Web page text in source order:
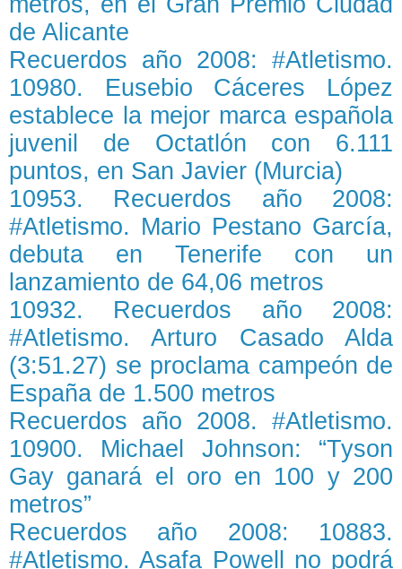
de Alicante
Recuerdos año 2008: #Atletismo.
10980. Eusebio Cáceres López
establece la mejor marca española
juvenil de Octatlón con 6.111
puntos, en San Javier (Murcia)
10953. Recuerdos año 2008:
#Atletismo. Mario Pestano García,
debuta en Tenerife con un
lanzamiento de 64,06 metros
10932. Recuerdos año 2008:
#Atletismo. Arturo Casado Alda
(3:51.27) se proclama campeón de
España de 1.500 metros
Recuerdos año 2008. #Atletismo.
10900. Michael Johnson: “Tyson
Gay ganará el oro en 100 y 200
metros”
Recuerdos año 2008: 10883.
#Atletismo. Asafa Powell no podrá